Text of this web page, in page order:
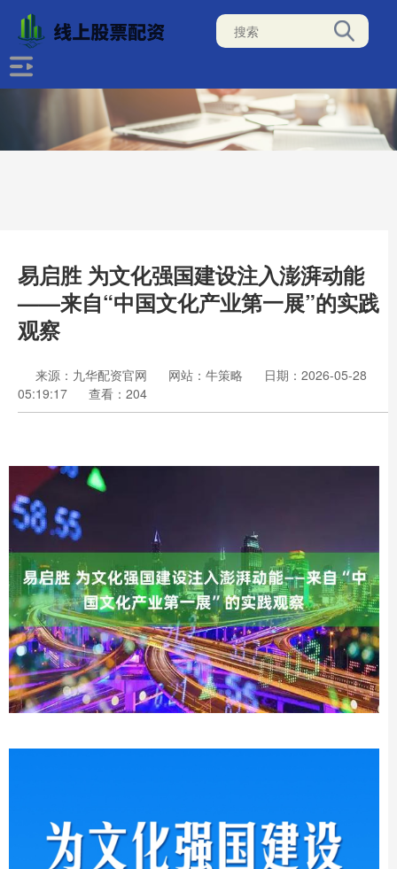
易启胜 为文化强国建设注入澎湃动能
——来自“中国文化产业第一展”的实践
观察
来源：九华配资官网 网站：牛策略
日期：2026-05-28
05:19:17
查看：204